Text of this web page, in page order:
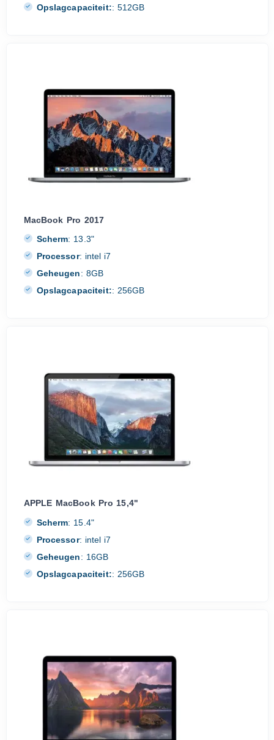
Opslagcapaciteit:: 512GB
MacBook Pro 2017
Scherm: 13.3"
Processor: intel i7
Geheugen: 8GB
Opslagcapaciteit:: 256GB
APPLE MacBook Pro 15,4"
Scherm: 15.4"
Processor: intel i7
Geheugen: 16GB
Opslagcapaciteit:: 256GB